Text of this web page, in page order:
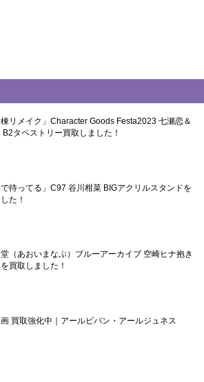
棟リメイク」Character Goods Festa2023 七瀬恋＆
B2タペストリー買取しました！
で待ってる」C97 谷川柑菜 BIGアクリルスタンドを
た！
（あおいまなぶ）ブルーアーカイブ 空崎ヒナ抱き
買取しました！
買取強化中｜アールビバン・アールジュネス